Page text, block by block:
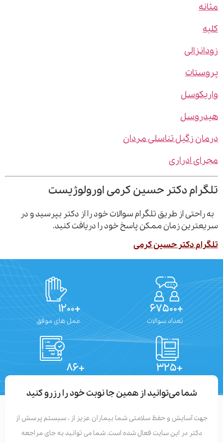
زگیل تناسلی مردان
ادراری
دکتر حسین کرمی اورولوژیست
از طریق تلگرام سوالات خود را از دکتر بپرسید و در
زمان ممکن پاسخ خود را دریافت کنید.
دکتر حسین کرمی
تعداد سوالات عمل های موفق
شما می‌توانید از همین جا نوبت خود را رزرو کنید
آسایش و حفظ سلامتی شما بیماران عزیز از ، سیستم پرسش از
دکتر در این سایت فعال شده است. شما می توانید به جای مراجعه